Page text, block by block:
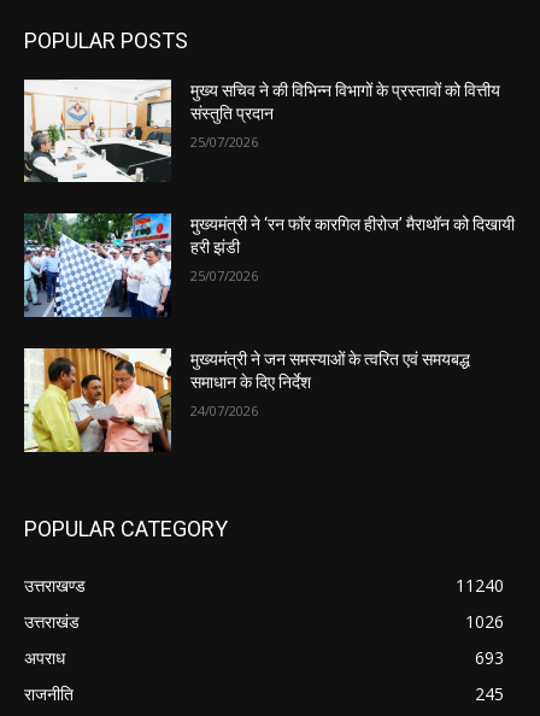
POPULAR POSTS
मुख्य सचिव ने की विभिन्न विभागों के प्रस्तावों को वित्तीय
संस्तुति प्रदान
25/07/2026
मुख्यमंत्री ने ‘रन फॉर कारगिल हीरोज’ मैराथॉन को दिखायी
हरी झंडी
25/07/2026
मुख्यमंत्री ने जन समस्याओं के त्वरित एवं समयबद्ध
समाधान के दिए निर्देश
24/07/2026
POPULAR CATEGORY
उत्तराखण्ड
11240
उत्तराखंड
1026
अपराध
693
राजनीति
245